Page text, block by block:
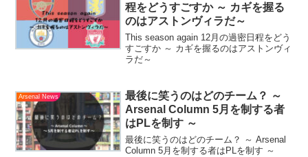
程をどうすごすか ～ カギを握る
のはアストンヴィラだ～
This season again 12月の過密日程をどう
すごすか ～ カギを握るのはアストンヴィ
ラだ～
Arsenal News
最後に笑うのはどのチーム？ ～
Arsenal Column 5月を制する者
はPLを制す ～
最後に笑うのはどのチーム？ ～ Arsenal
Column 5月を制する者はPLを制す ～